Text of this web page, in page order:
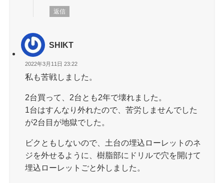
返信
SHIKT
2022年3月11日 23:22
私も苦戦しました。
2台買って、2台とも2年で壊れました。
1台はすんなり外れたので、苦労しませんでした
が2台目が地獄でした。
ビクともしないので、土台の埋込ローレットのネ
ジを外せるように、樹脂部にドリルで穴を開けて
埋込ローレットごと外しました。